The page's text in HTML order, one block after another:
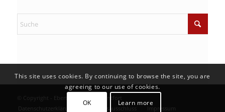
© Copyright - Ebertschule Kamp-Lintfort
Datenschutzerklärung
Haftungsausschluss Impressum
This site uses cookies. By continuing to browse the site, you are
agreeing to our use of cookies.
OK
Learn more